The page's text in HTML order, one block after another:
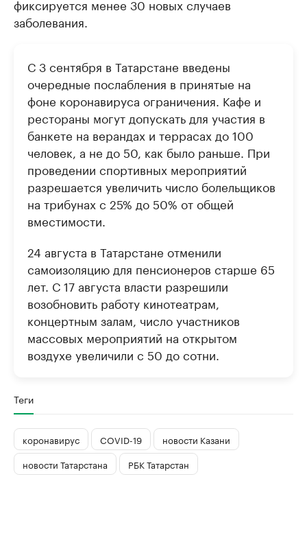
фиксируется менее 30 новых случаев
заболевания.
С 3 сентября в Татарстане введены
очередные послабления в принятые на
фоне коронавируса ограничения. Кафе и
рестораны могут допускать для участия в
банкете на верандах и террасах до 100
человек, а не до 50, как было раньше. При
проведении спортивных мероприятий
разрешается увеличить число болельщиков
на трибунах с 25% до 50% от общей
вместимости.
24 августа в Татарстане отменили
самоизоляцию для пенсионеров старше 65
лет. С 17 августа власти разрешили
возобновить работу кинотеатрам,
концертным залам, число участников
массовых мероприятий на открытом
воздухе увеличили с 50 до сотни.
Теги
коронавирус COVID-19
новости Казани
новости Татарстана
РБК Татарстан